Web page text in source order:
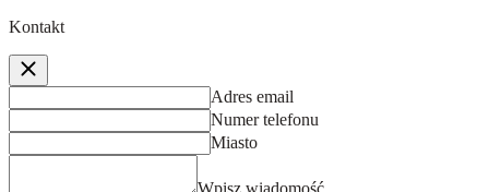
Kontakt
Adres email
Numer telefonu
Miasto
Wpisz wiadomość